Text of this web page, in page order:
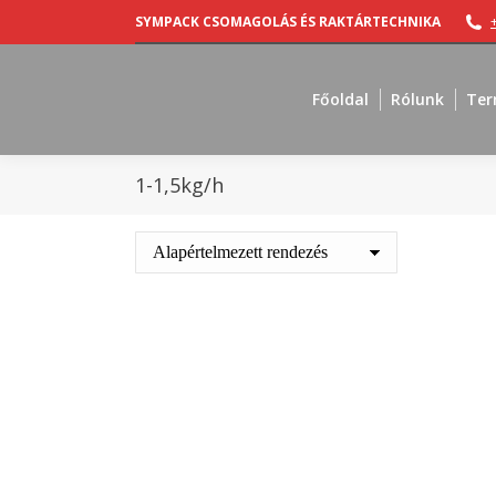
SYMPACK CSOMAGOLÁS ÉS RAKTÁRTECHNIKA
Főoldal Rólunk
1-1,5kg/h